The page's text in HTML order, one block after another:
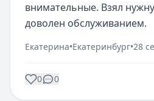
внимательные. Взял
доволен обслуживанием.
Екатерина•Екатеринбург•28
0 0